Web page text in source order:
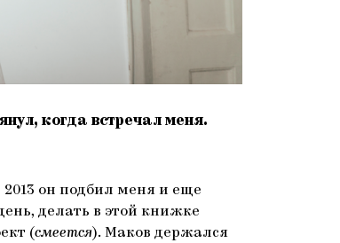
когда встречал меня.
2013 он подбил меня и еще
делать в этой книжке
(смеется). Маков держался